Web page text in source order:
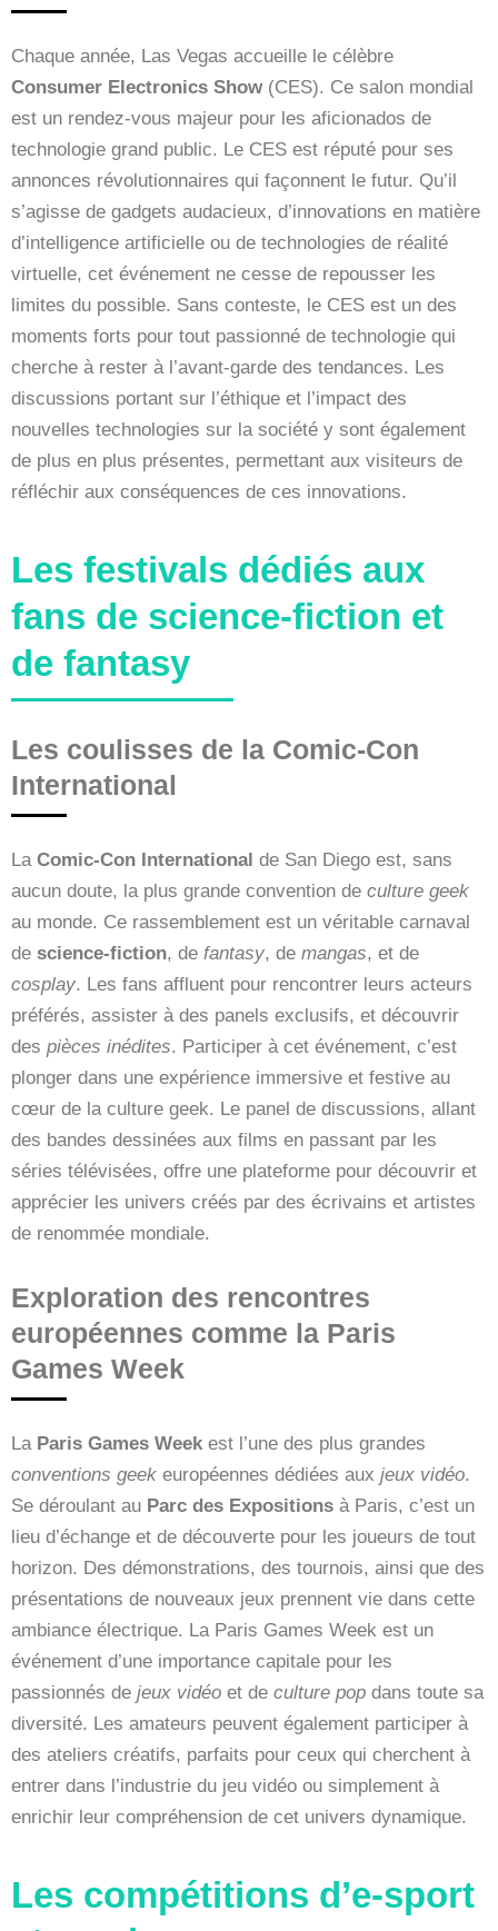
Chaque année, Las Vegas accueille le célèbre
Consumer Electronics Show (CES). Ce salon mondial
est un rendez-vous majeur pour les aficionados de
technologie grand public. Le CES est réputé pour ses
annonces révolutionnaires qui façonnent le futur. Qu’il
s’agisse de gadgets audacieux, d’innovations en matière
d’intelligence artificielle ou de technologies de réalité
virtuelle, cet événement ne cesse de repousser les
limites du possible. Sans conteste, le CES est un des
moments forts pour tout passionné de technologie qui
cherche à rester à l’avant-garde des tendances. Les
discussions portant sur l’éthique et l’impact des
nouvelles technologies sur la société y sont également
de plus en plus présentes, permettant aux visiteurs de
réfléchir aux conséquences de ces innovations.
Les festivals dédiés aux
fans de science-fiction et
de fantasy
Les coulisses de la Comic-Con
International
La Comic-Con International de San Diego est, sans
aucun doute, la plus grande convention de culture geek
au monde. Ce rassemblement est un véritable carnaval
de science-fiction, de fantasy, de mangas, et de
cosplay. Les fans affluent pour rencontrer leurs acteurs
préférés, assister à des panels exclusifs, et découvrir
des pièces inédites. Participer à cet événement, c’est
plonger dans une expérience immersive et festive au
cœur de la culture geek. Le panel de discussions, allant
des bandes dessinées aux films en passant par les
séries télévisées, offre une plateforme pour découvrir et
apprécier les univers créés par des écrivains et artistes
de renommée mondiale.
Exploration des rencontres
européennes comme la Paris
Games Week
La Paris Games Week est l’une des plus grandes
conventions geek européennes dédiées aux jeux vidéo.
Se déroulant au Parc des Expositions à Paris, c’est un
lieu d’échange et de découverte pour les joueurs de tout
horizon. Des démonstrations, des tournois, ainsi que des
présentations de nouveaux jeux prennent vie dans cette
ambiance électrique. La Paris Games Week est un
événement d’une importance capitale pour les
passionnés de jeux vidéo et de culture pop dans toute sa
diversité. Les amateurs peuvent également participer à
des ateliers créatifs, parfaits pour ceux qui cherchent à
entrer dans l’industrie du jeu vidéo ou simplement à
enrichir leur compréhension de cet univers dynamique.
Les compétitions d’e-sport